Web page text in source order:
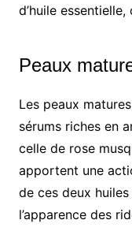
d’huile
Peaux
Les peaux
sérums riches en
celle de rose
apportent une
de ces deux
l’apparence des